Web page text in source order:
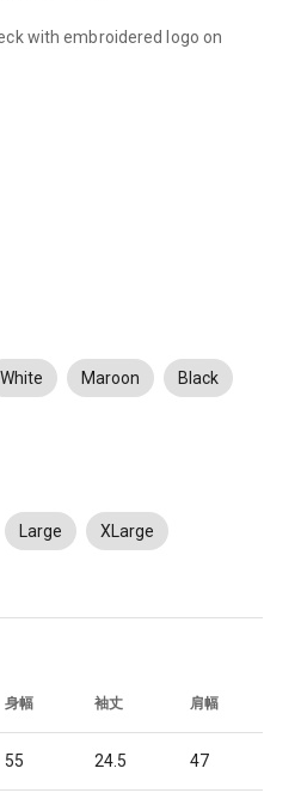
with embroidered logo on
White Maroon Black
Large XLarge
身幅 袖丈 肩幅
55 24.5 47